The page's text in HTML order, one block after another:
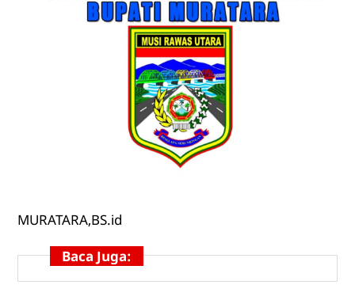
MURATARA,BS.id
Baca Juga: